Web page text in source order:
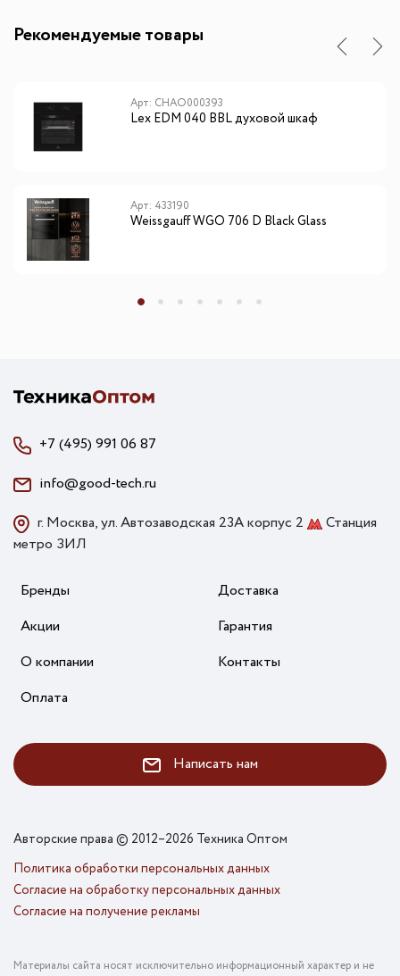
Рекомендуемые товары
Арт: CHAO000393
Lex EDM 040 BBL духовой шкаф
Арт: 433190
Weissgauff WGO 706 D Black Glass
+7 (495) 991 06 87
info@good-tech.ru
г. Москва, ул. Автозаводская 23А корпус 2
Станция
метро ЗИЛ
Бренды
Акции
О компании
Оплата
Доставка
Гарантия
Контакты
Написать нам
Авторские права © 2012–2026 Техника Оптом
Политика обработки персональных данных
Согласие на обработку персональных данных
Согласие на получение рекламы
Материалы сайта носят исключительно информационный характер и не